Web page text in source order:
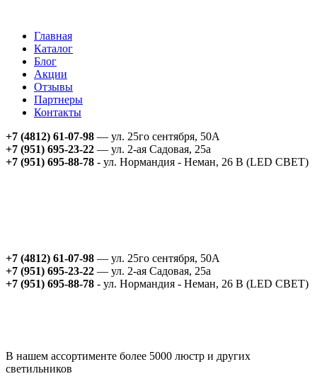
Главная
Каталог
Блог
Акции
Отзывы
Партнеры
Контакты
+7 (4812) 61-07-98 — ул. 25го сентября, 50А
+7 (951) 695-23-22 — ул. 2-ая Садовая, 25а
+7 (951) 695-88-78 - ул. Нормандия - Неман, 26 В (LED СВЕТ)
+7 (4812) 61-07-98 — ул. 25го сентября, 50А
+7 (951) 695-23-22 — ул. 2-ая Садовая, 25а
+7 (951) 695-88-78 - ул. Нормандия - Неман, 26 В (LED СВЕТ)
В нашем ассортименте более 5000 люстр и других
светильников